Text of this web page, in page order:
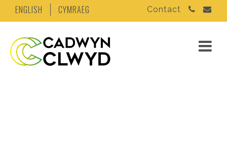
ENGLISH CYMRAEG Contact